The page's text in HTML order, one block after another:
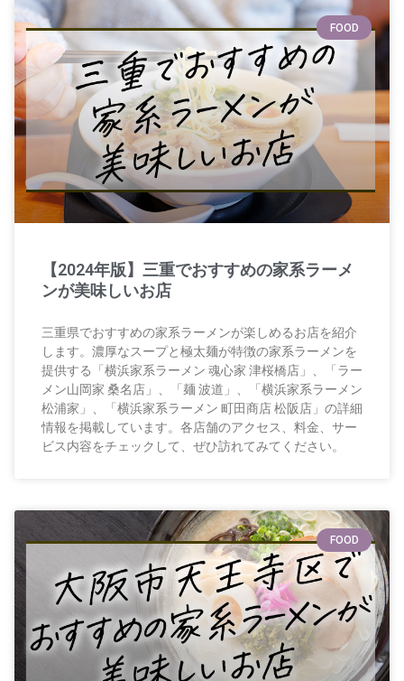
FOOD
【2024年版】三重でおすすめの家系ラーメ
ンが美味しいお店
三重県でおすすめの家系ラーメンが楽しめるお店を紹介
します。濃厚なスープと極太麺が特徴の家系ラーメンを
提供する「横浜家系ラーメン 魂心家 津桜橋店」、「ラー
メン山岡家 桑名店」、「麺 波道」、「横浜家系ラーメン
松浦家」、「横浜家系ラーメン 町田商店 松阪店」の詳細
情報を掲載しています。各店舗のアクセス、料金、サー
ビス内容をチェックして、ぜひ訪れてみてください。
FOOD